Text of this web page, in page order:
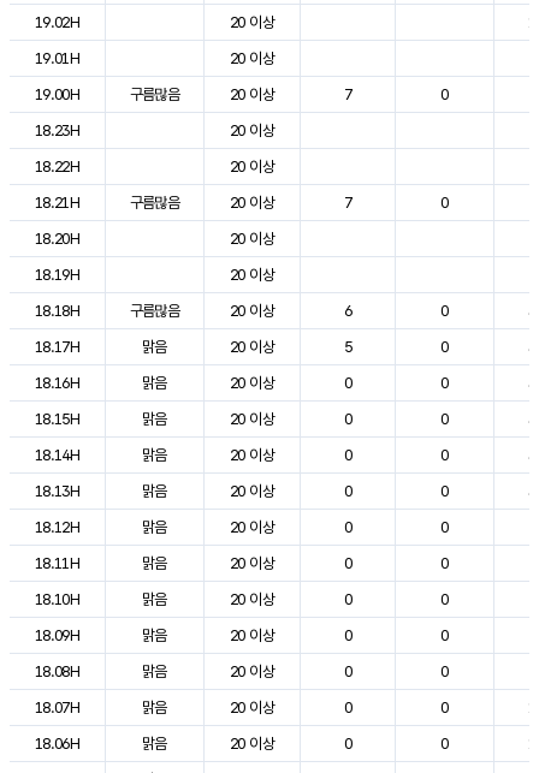
19.02H
20 이상
19.01H
20 이상
19.00H
구름많음 20 이상 7 0
18.23H
20 이상
18.22H
20 이상
18.21H
구름많음 20 이상 7 0
18.20H
20 이상
18.19H
20 이상
18.18H
구름많음 20 이상 6 0
18.17H
맑음 20 이상 5 0
18.16H
맑음 20 이상 0 0
18.15H
맑음 20 이상 0 0
18.14H
맑음 20 이상 0 0
18.13H
맑음 20 이상 0 0
18.12H
맑음 20 이상 0 0
18.11H
맑음 20 이상 0 0
18.10H
맑음 20 이상 0 0
18.09H
맑음 20 이상 0 0
18.08H
맑음 20 이상 0 0
18.07H
맑음 20 이상 0 0
18.06H
맑음 20 이상 0 0